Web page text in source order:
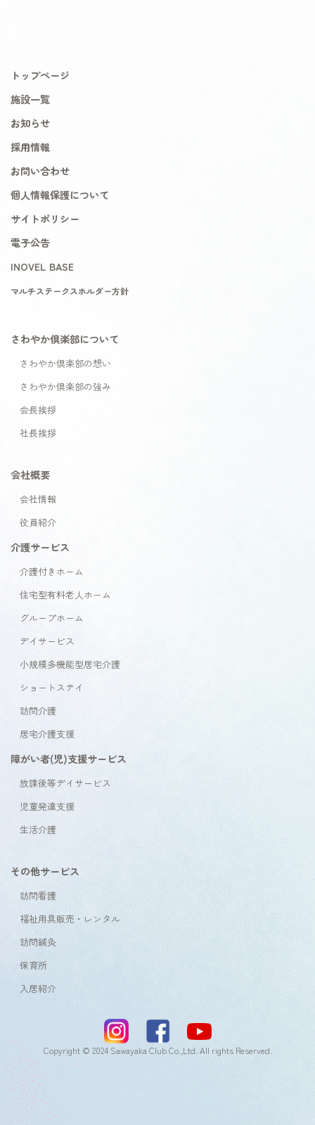
トップページ
施設一覧
お知らせ
採用情報
お問い合わせ
個人情報保護について
サイトポリシー
電子公告
INOVEL BASE
マルチステークスホルダー方針
さわやか倶楽部について
さわやか倶楽部の想い
さわやか倶楽部の強み
会長挨拶
社長挨拶
会社概要
会社情報
役員紹介
介護サービス
介護付きホーム
住宅型有料老人ホーム
グループホーム
デイサービス
小規模多機能型居宅介護
ショートステイ
訪問介護
居宅介護支援
障がい者(児)支援サービス
放課後等デイサービス
児童発達支援
生活介護
その他サービス
訪問看護
福祉用具販売・レンタル
訪問鍼灸
保育所
入居紹介
Copyright © 2024 Sawayaka Club Co.,Ltd. All rights Reserved.